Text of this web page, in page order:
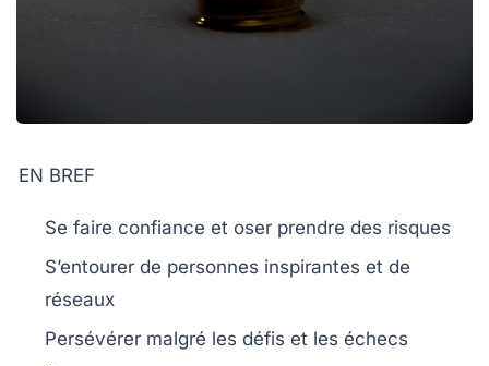
EN BREF
Se faire confiance et oser prendre des risques
S’entourer de personnes inspirantes et de
réseaux
Persévérer malgré les défis et les échecs